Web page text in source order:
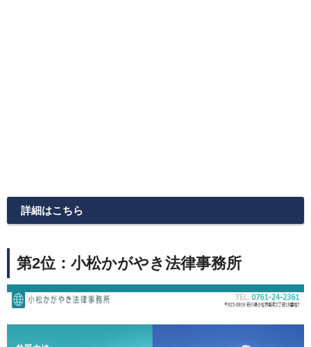
詳細はこちら
第2位：小松かがやき法律事務所